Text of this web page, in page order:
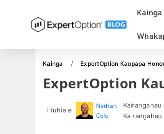
Kainga
Kainga ExpertOption Kaupapa
ExpertOption
I tuhia e
Nathan
Cole
Ka